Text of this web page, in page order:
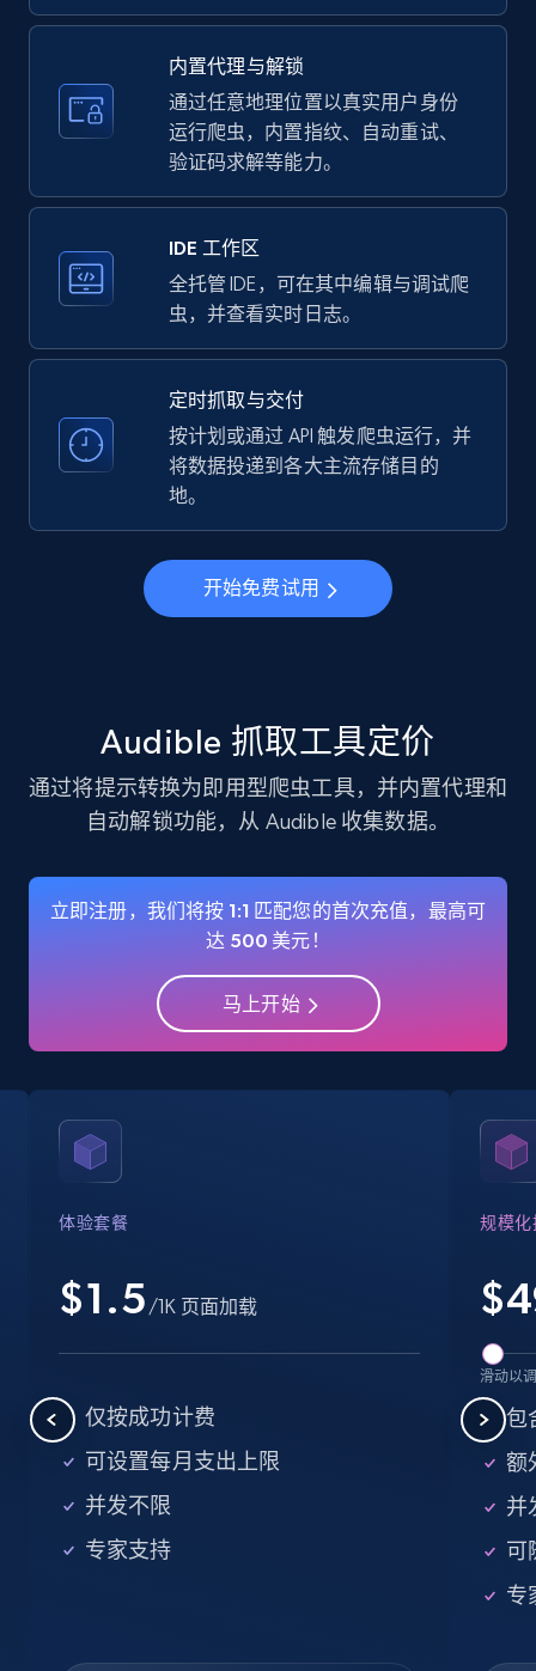
upc numbers
price, Currency, Availability, Reviews count, and
more.
5.7K+
LinkedIn company information
ID, Name, Country code, Locations, Followers,
Employees in linkedin, About, Specialties, and
33.5K+ 3.5K+ 注册使用
Instagram - Profiles
Account, Fbid, ID, Followers, Posts count, Is
business account, Is professional account, Is
Instagram - Profiles - Collect profile
business account, Is professional account, Is
verified, and more.
3.4K+ 注册使用
Crunchbase companies information
Name, URL, ID, Cb rank, Region, About,
Searching data by keyword
Name, URL, ID, Cb rank, Region, About,
Industries, Operating status, and more.
内置代理与解锁
通过任意地理位置以真实用户身份
运行爬虫，内置指纹、自动重试、
验证码求解等能力。
IDE 工作区
全托管 IDE，可在其中编辑与调试爬
虫，并查看实时日志。
定时抓取与交付
按计划或通过 API 触发爬虫运行，并
将数据投递到各大主流存储目的
地。
开始免费试用
Audible 抓取工具定价
通过将提示转换为即用型爬虫工具，并内置代理和
自动解锁功能，从 Audible 收集数据。
立即注册，我们将按 1:1 匹配您的首次充值，最高可
达 500 美元！
马上开始
体验套餐
$1.5 /1K 页面加载
仅按成功计费
可设置每月支出上限
并发不限
专家支持
规模化
$
滑动以
包
额
并
可
专